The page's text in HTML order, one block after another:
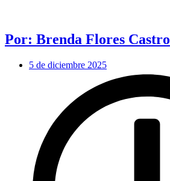
Por: Brenda Flores Castro
5 de diciembre 2025